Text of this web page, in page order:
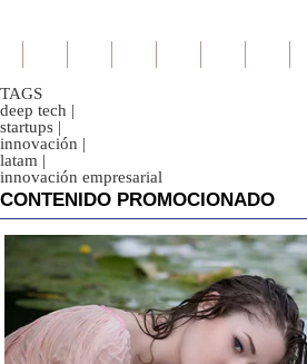
TAGS
deep tech |
startups |
innovación |
latam |
innovación empresarial